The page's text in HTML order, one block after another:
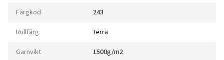
Färgkod 243
Rullfärg Terra
Garnvikt 1500g/m2